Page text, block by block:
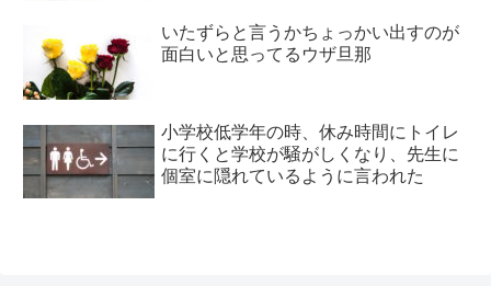
いたずらと言うかちょっかい出すのが
面白いと思ってるウザ旦那
小学校低学年の時、休み時間にトイレ
に行くと学校が騒がしくなり、先生に
個室に隠れているように言われた